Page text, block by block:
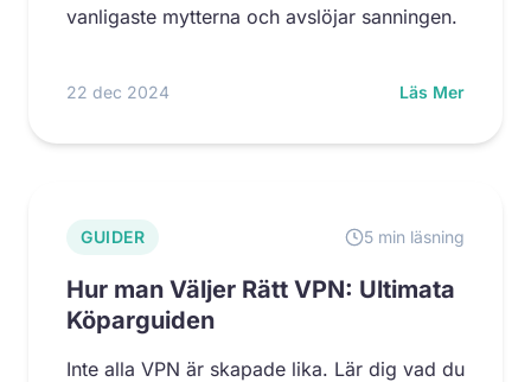
vanligaste mytterna och avslöjar sanningen.
22 dec 2024 Läs Mer
GUIDER 5 min läsning
Hur man Väljer Rätt VPN: Ultimata
Köparguiden
Inte alla VPN är skapade lika. Lär dig vad du